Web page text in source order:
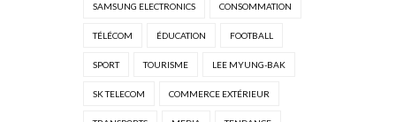
SAMSUNG ELECTRONICS CONSOMMATION
TÉLÉCOM ÉDUCATION FOOTBALL
SPORT TOURISME LEE MYUNG-BAK
SK TELECOM COMMERCE EXTÉRIEUR